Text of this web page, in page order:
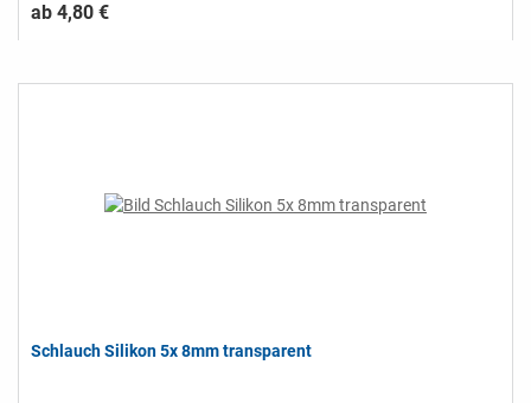
ab 4,80 €
Schlauch Silikon 5x 8mm transparent